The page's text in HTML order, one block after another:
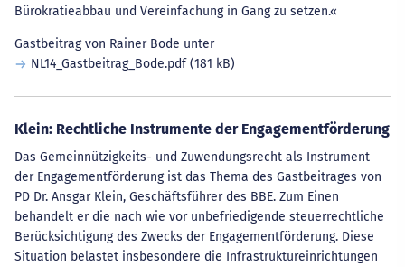
Bürokratieabbau und Vereinfachung in Gang zu setzen.«
Gastbeitrag von Rainer Bode unter
NL14_Gastbeitrag_Bode.pdf(181 kB)
Klein: Rechtliche Instrumente der Engagementförderung
Das Gemeinnützigkeits- und Zuwendungsrecht als Instrument
der Engagementförderung ist das Thema des Gastbeitrages von
PD Dr. Ansgar Klein, Geschäftsführer des BBE. Zum Einen
behandelt er die nach wie vor unbefriedigende steuerrechtliche
Berücksichtigung des Zwecks der Engagementförderung. Diese
Situation belastet insbesondere die Infrastruktureinrichtungen